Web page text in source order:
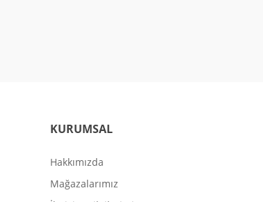
KURUMSAL
Hakkımızda
Mağazalarımız